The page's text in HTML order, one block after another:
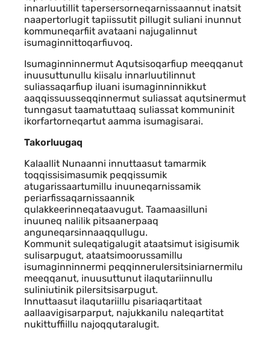
innarluutillit tapersersorneqarnissaannut inatsit
naapertorlugit tapiissutit pillugit suliani inunnut
kommuneqarfiit avataani najugalinnut
isumaginnittoqarfiuvoq.
Isumaginninnermut Aqutsisoqarfiup meeqqanut
inuusuttunullu kiisalu innarluutilinnut
suliassaqarfiup iluani isumaginninnikkut
aaqqissuusseqqinnermut suliassat aqutsinermut
tunngasut taamatuttaaq suliassat kommuninit
ikorfartorneqartut aamma isumagisarai.
Takorluugaq
Kalaallit Nunaanni innuttaasut tamarmik
toqqissisimasumik peqqissumik
atugarissaartumillu inuuneqarnissamik
periarfissaqarnissaannik
qulakkeerinneqataavugut. Taamaasilluni
inuuneq nalilik pitsaanerpaaq
anguneqarsinnaaqqullugu.
Kommunit suleqatigalugit ataatsimut isigisumik
sulisarpugut, ataatsimoorussamillu
isumaginninnermi peqqinnerulersitsiniarnermilu
meeqqanut, inuusuttunut ilaqutariinnullu
suliniutinik pilersitsisarpugut.
Innuttaasut ilaqutariillu pisariaqartitaat
aallaavigisarparput, najukkanilu naleqartitat
nukittuffiillu najoqqutaralugit.